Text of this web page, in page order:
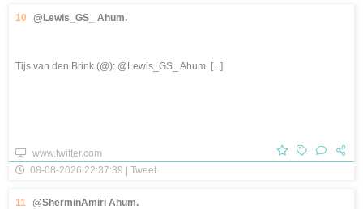
10 @Lewis_GS_ Ahum.
Tijs van den Brink (@): @Lewis_GS_ Ahum. [...]
www.twitter.com
08-08-2026 22:37:39 | Tweet
11 @SherminAmiri Ahum.